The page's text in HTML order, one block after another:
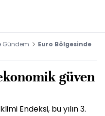
Gündem
Euro Bölgesinde
güven
Endeksi, bu yılın 3.